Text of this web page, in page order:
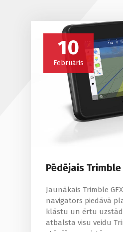
10
Februāris
Pēdējais Trimble
Jaunākais Trimble
navigators piedāvā
klāstu un ērtu
atbalsta visu veidu